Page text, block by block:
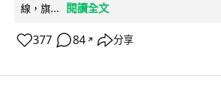
線，旗...
閱讀全文
377 84 ↗ 分享